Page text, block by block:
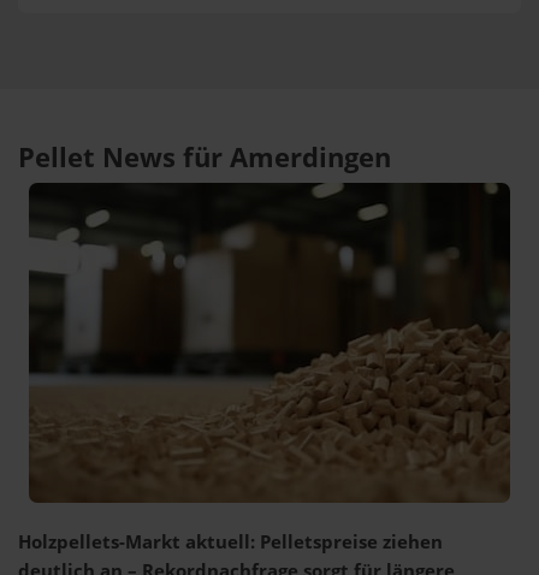
Pellet News für Amerdingen
Holzpellets-Markt aktuell: Pelletspreise ziehen